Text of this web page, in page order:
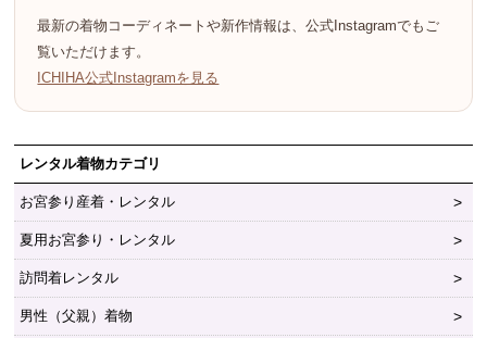
最新の着物コーディネートや新作情報は、公式Instagramでもご
覧いただけます。
ICHIHA公式Instagramを見る
レンタル着物カテゴリ
お宮参り産着・レンタル
夏用お宮参り・レンタル
訪問着レンタル
男性（父親）着物